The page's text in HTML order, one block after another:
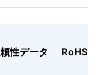
性データ RoHS